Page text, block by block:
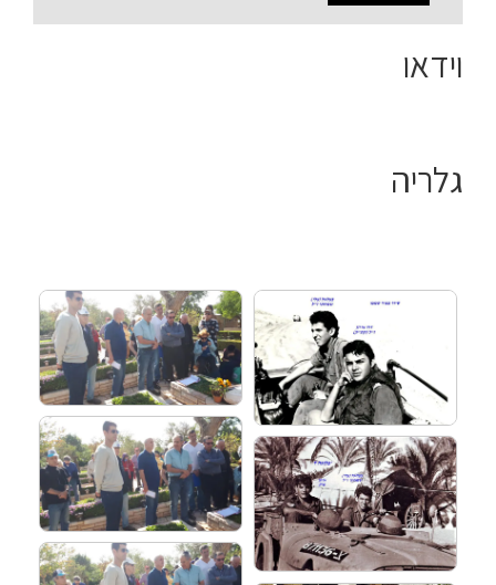
וידאו
גלריה